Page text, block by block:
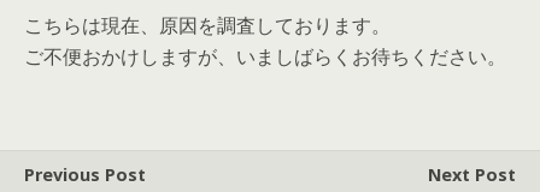
こちらは現在、原因を調査しております。
ご不便おかけしますが、いましばらくお待ちください。
Previous Post
Next Post